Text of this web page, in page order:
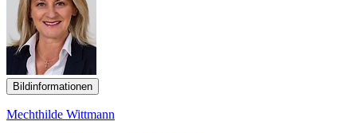
Bildinformationen
Mechthilde Wittmann